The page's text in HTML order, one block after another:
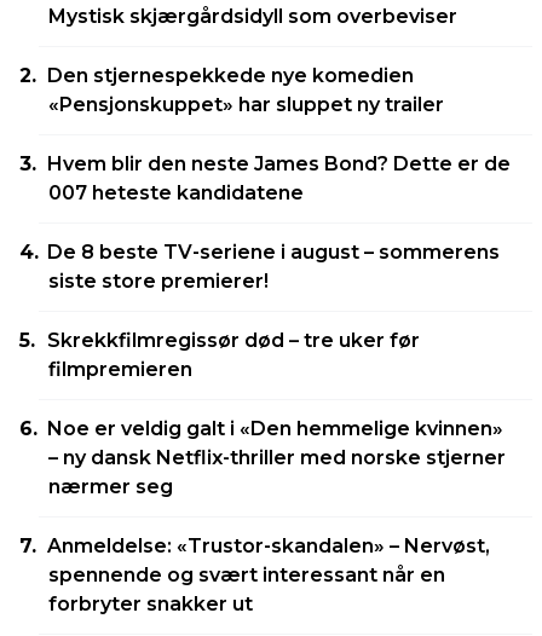
Mystisk skjærgårdsidyll som overbeviser
Den stjernespekkede nye komedien
«Pensjonskuppet» har sluppet ny trailer
Hvem blir den neste James Bond? Dette er de
007 heteste kandidatene
De 8 beste TV-seriene i august – sommerens
siste store premierer!
Skrekkfilmregissør død – tre uker før
filmpremieren
Noe er veldig galt i «Den hemmelige kvinnen»
– ny dansk Netflix-thriller med norske stjerner
nærmer seg
Anmeldelse: «Trustor-skandalen» – Nervøst,
spennende og svært interessant når en
forbryter snakker ut